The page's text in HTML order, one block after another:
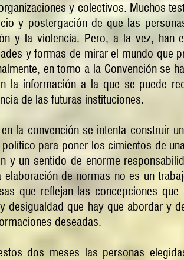
y colectivos. Muchos
y postergación de que las
y la violencia. Pero, a la vez, han
y formas de mirar el mundo que
en torno a la Convención se
la información a la que se puede
de las futuras instituciones.
la convención se intenta construir
para poner los cimientos de
y un sentido de enorme
elaboración de normas no es un
que reflejan las concepciones
desigualdad que hay que abordar y
deseadas.
dos meses las personas